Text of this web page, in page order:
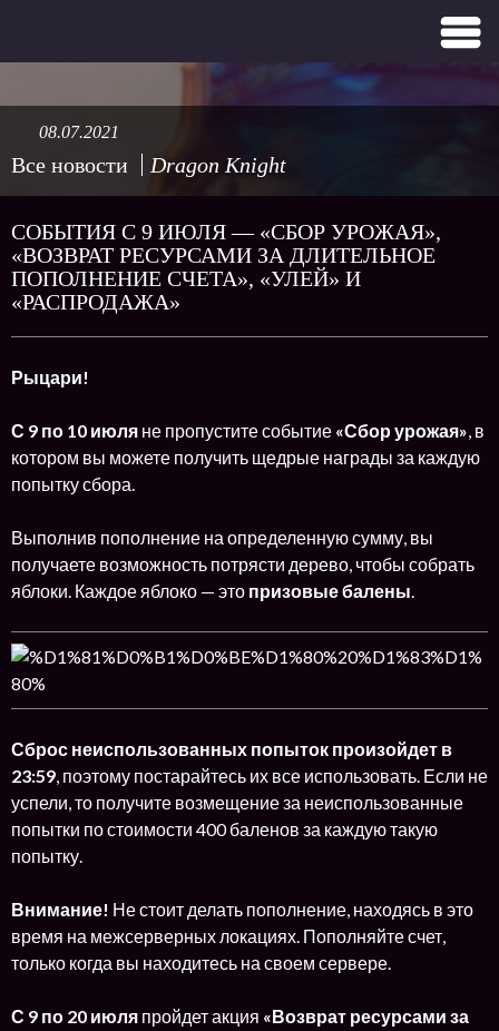
Все новости Dragon Knight
08.07.2021
СОБЫТИЯ С 9 ИЮЛЯ — «СБОР УРОЖАЯ»,
«ВОЗВРАТ РЕСУРСАМИ ЗА ДЛИТЕЛЬНОЕ
ПОПОЛНЕНИЕ СЧЕТА», «УЛЕЙ» И
«РАСПРОДАЖА»
Рыцари!
С 9 по 10 июля не пропустите событие «Сбор урожая», в
котором вы можете получить щедрые награды за каждую
попытку сбора.
Выполнив пополнение на определенную сумму, вы
получаете возможность потрясти дерево, чтобы собрать
яблоки. Каждое яблоко — это призовые балены.
Сброс неиспользованных попыток произойдет в
23:59, поэтому постарайтесь их все использовать. Если не
успели, то получите возмещение за неиспользованные
попытки по стоимости 400 баленов за каждую такую
попытку.
Внимание! Не стоит делать пополнение, находясь в это
время на межсерверных локациях. Пополняйте счет,
только когда вы находитесь на своем сервере.
С 9 по 20 июля пройдет акция «Возврат ресурсами за